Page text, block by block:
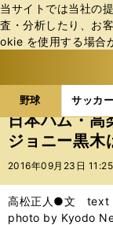
当サイトでは当社の
査・分析したり、お
okie を使⽤する場合
野球 サッカー
b
ス
ポ
ル
バ
野球の記事
日本ハム・高
ジョニー黒木
2016年09月23日
高松正人●文 text
photo by Kyodo